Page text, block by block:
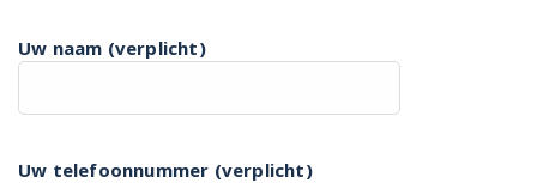
Uw naam (verplicht)
Uw telefoonnummer (verplicht)